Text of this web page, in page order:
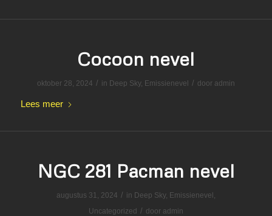
Cocoon nevel
oktober 28, 2024 / in Deep Sky, Emissienevel / door admin
Lees meer
NGC 281 Pacman nevel
augustus 31, 2024 / in Deep Sky, Emissienevel ,
Uncategorized / door admin